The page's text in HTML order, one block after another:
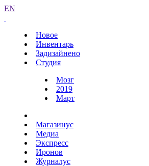
EN
Новое
Инвентарь
Задизайнено
Студия
Мозг
2019
Март
Магазинус
Медиа
Экспресс
Иронов
Журналус